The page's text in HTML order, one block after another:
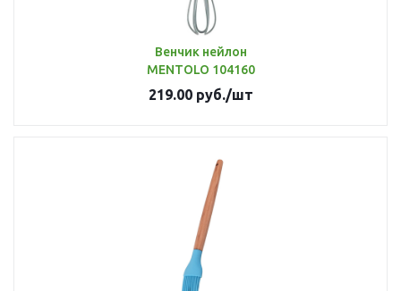
Венчик нейлон
MENTOLO 104160
219.00 руб./шт